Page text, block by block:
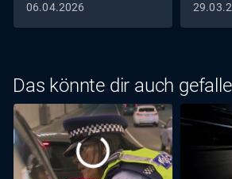
Staffel 6 Folge 12 Die
Marihuana-Omas
06.04.2026
Staffel
Kaffee
Das könnte dir auch